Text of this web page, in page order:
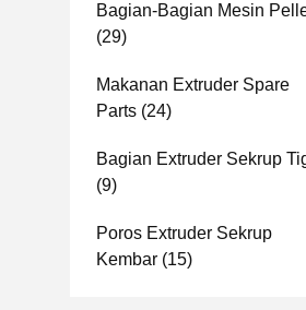
Bagian-Bagian Mesin
(29)
Makanan Extruder Spare
Parts (24)
Bagian Extruder Sekrup
(9)
Poros Extruder Sekrup
Kembar (15)